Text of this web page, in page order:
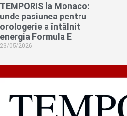
TEMPORIS la Monaco:
unde pasiunea pentru
orologerie a întâlnit
energia Formula E
23/05/2026